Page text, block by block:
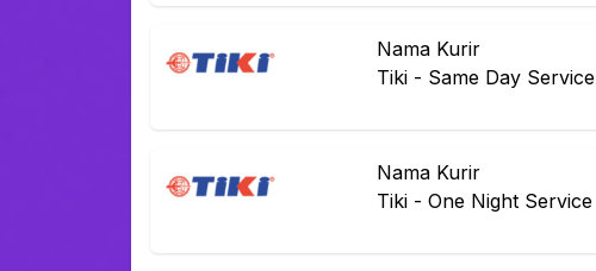
Nama Kurir
Tiki - Same Day Service
Nama Kurir
Tiki - One Night Service